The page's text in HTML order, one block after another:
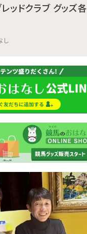
ッドクラブ グッズ各
し